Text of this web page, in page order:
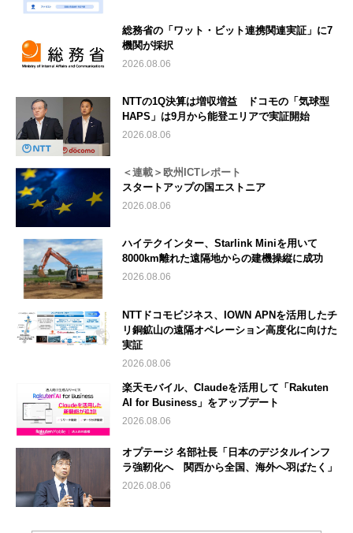
総務省の「ワット・ビット連携関連実証」に7
機関が採択
2026.08.06
NTTの1Q決算は増収増益 ドコモの「気球型
HAPS」は9月から能登エリアで実証開始
2026.08.06
＜連載＞欧州ICTレポート
スタートアップの国エストニア
2026.08.06
ハイテクインター、Starlink Miniを用いて
8000km離れた遠隔地からの建機操縦に成功
2026.08.06
NTTドコモビジネス、IOWN APNを活用したチ
リ銅鉱山の遠隔オペレーション高度化に向けた
実証
2026.08.06
楽天モバイル、Claudeを活用して「Rakuten
AI for Business」をアップデート
2026.08.06
オプテージ 名部社長「日本のデジタルインフ
ラ強靭化へ 関西から全国、海外へ羽ばたく」
2026.08.06